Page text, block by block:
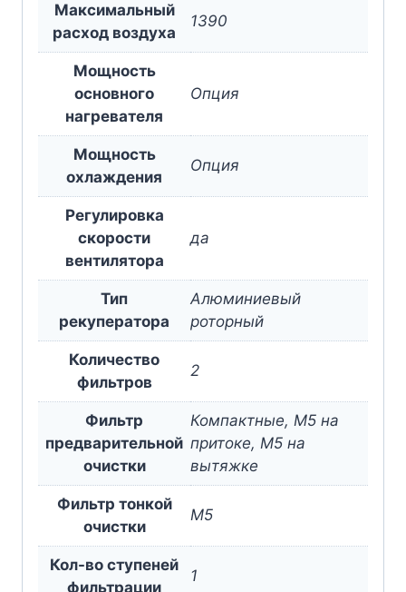
Максимальный
расход воздуха
1390
Мощность
основного
нагревателя
Опция
Мощность
охлаждения
Опция
Регулировка
скорости
вентилятора
да
Тип
рекуператора
Алюминиевый
роторный
Количество
фильтров
2
Фильтр
предварительной
очистки
Компактные, М5 на
притоке, М5 на
вытяжке
Фильтр тонкой
очистки
М5
Кол-во ступеней
фильтрации
1